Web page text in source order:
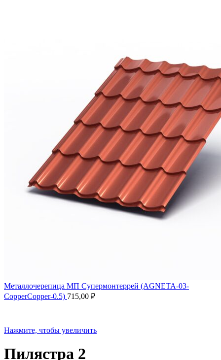
Металлочерепица МП Супермонтеррей (AGNETA-03-
CopperCopper-0.5) 715,00 ₽
Нажмите, чтобы увеличить
Пилястра 2